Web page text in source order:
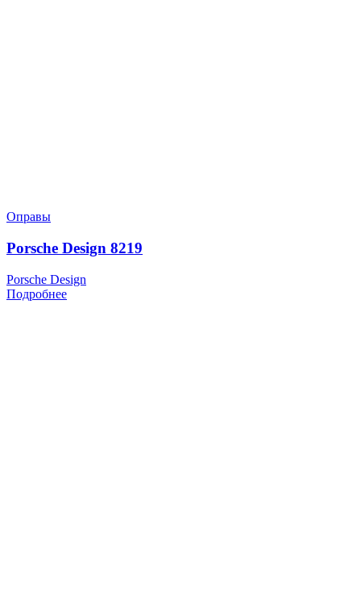
Оправы
Porsche Design 8219
Porsche Design
Подробнее